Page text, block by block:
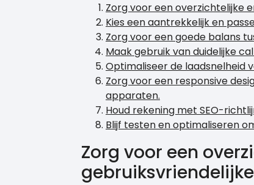
Zorg voor een overzichtelijke
Kies een aantrekkelijk en
Zorg voor een goede balans
Maak gebruik van duidelijke
Optimaliseer de laadsnelheid
Zorg voor een responsive
apparaten.
Houd rekening met SEO-
Blijf testen en optimaliseren
Zorg voor een